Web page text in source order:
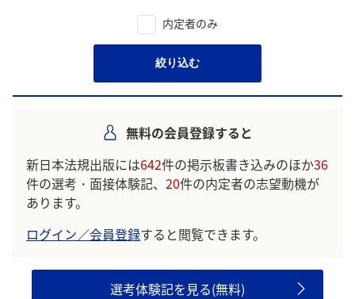
内定者のみ
絞り込む
無料の会員登録すると
新日本法規出版には642件の掲示板書き込みのほか36
件の選考・面接体験記、 20件の内定者の志望動機が
あります。
ログイン／会員登録すると閲覧できます。
選考体験記を見る(無料)